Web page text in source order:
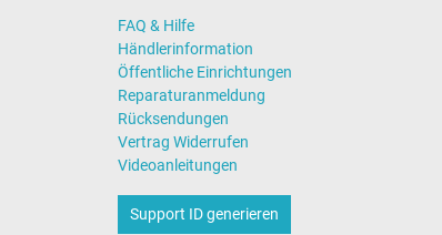
FAQ & Hilfe
Händlerinformation
Öffentliche Einrichtungen
Reparaturanmeldung
Rücksendungen
Vertrag Widerrufen
Videoanleitungen
Support ID generieren